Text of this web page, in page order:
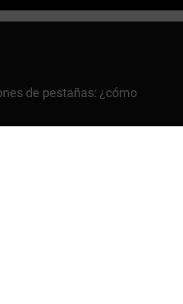
de pestañas: ¿cómo